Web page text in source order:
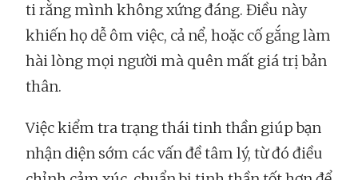
ti rằng mình không xứng đáng. Điều này
khiến họ dễ ôm việc, cả nể, hoặc cố gắng làm
hài lòng mọi người mà quên mất giá trị bản
thân.
Việc kiểm tra trạng thái tinh thần giúp bạn
nhận diện sớm các vấn đề tâm lý, từ đó điều